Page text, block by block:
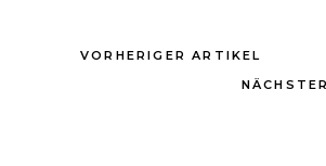
VORHERIGER ARTIKEL